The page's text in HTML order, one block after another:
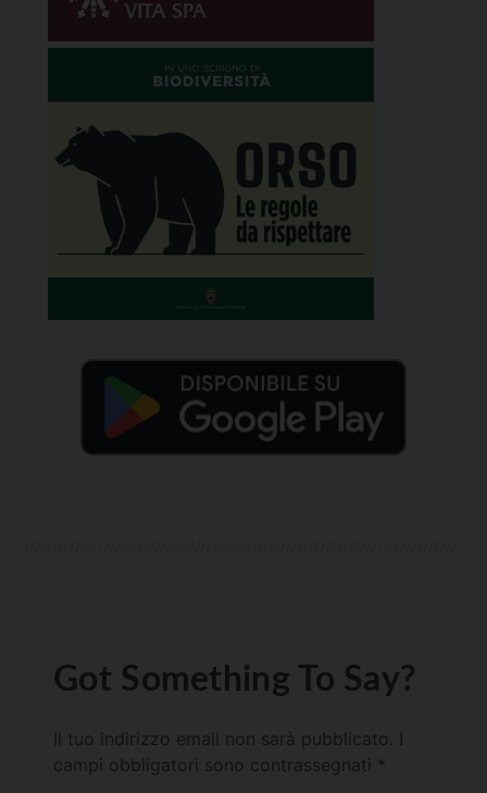
Got Something To Say?
Il tuo indirizzo email non sarà pubblicato.
campi obbligatori sono contrassegnati *